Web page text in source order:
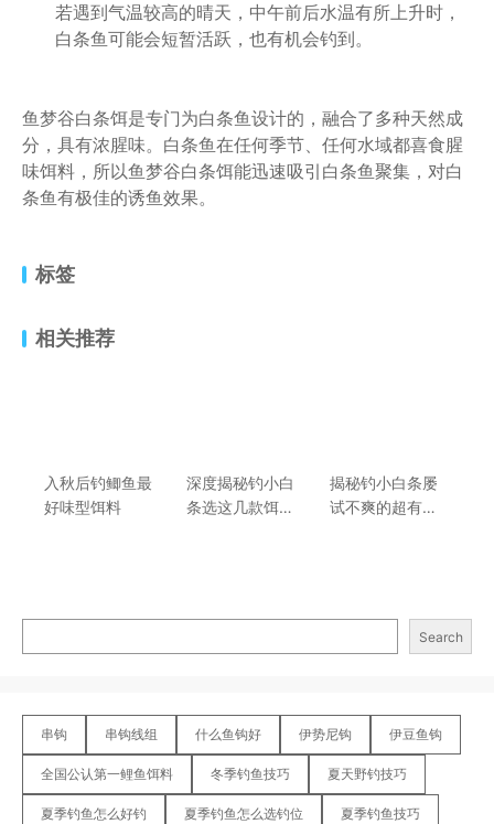
若遇到气温较高的晴天，中午前后水温有所上升时，
白条鱼可能会短暂活跃，也有机会钓到。
鱼梦谷白条饵是专门为白条鱼设计的，融合了多种天然成
分，具有浓腥味。白条鱼在任何季节、任何水域都喜食腥
味饵料，所以鱼梦谷白条饵能迅速吸引白条鱼聚集，对白
条鱼有极佳的诱鱼效果。
标签
相关推荐
入秋后钓鲫鱼最
好味型饵料
深度揭秘钓小白
条选这几款饵
揭秘钓小白条屡
试不爽的超有效
Search
串钩 串钩线组 什么鱼钩好 伊势尼钩 伊豆鱼钩
全国公认第一鲤鱼饵料 冬季钓鱼技巧 夏天野钓技巧
夏季钓鱼怎么好钓 夏季钓鱼怎么选钓位 夏季钓鱼技巧